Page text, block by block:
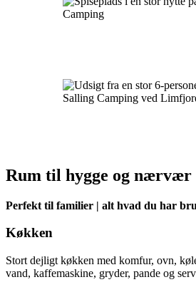
Rum til hygge og nærvær
Perfekt til familier | alt hvad du har
Køkken
Stort dejligt køkken med komfur, ovn,
vand, kaffemaskine, gryder, pande og